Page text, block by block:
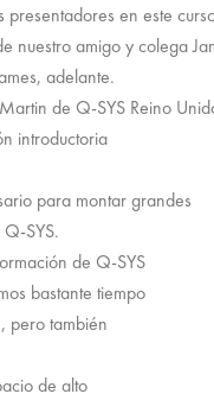
presentadores en este
nuestro amigo y colega
adelante.
de Q-SYS Reino
introductoria
para montar grandes
SYS.
de Q-SYS
bastante tiempo
pero también
de alto